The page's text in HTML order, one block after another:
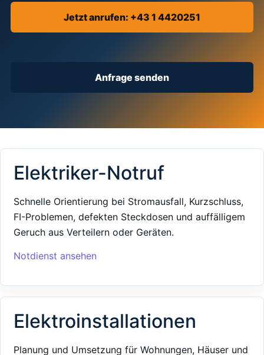
Jetzt anrufen: +43 1 4420251
Anfrage senden
Elektriker-Notruf
Schnelle Orientierung bei Stromausfall, Kurzschluss,
FI-Problemen, defekten Steckdosen und auffälligem
Geruch aus Verteilern oder Geräten.
Notdienst ansehen
Elektroinstallationen
Planung und Umsetzung für Wohnungen, Häuser und